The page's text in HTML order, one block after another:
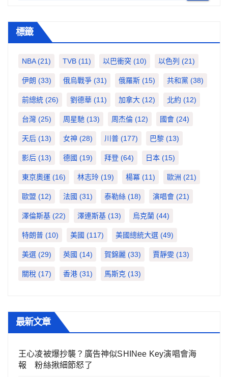
標籤
NBA(21) TVB (11) 以巴衝突 (10) 以色列 (21)
伊朗 (33) 俄烏戰爭 (31) 俄羅斯 (15) 共和黨 (38)
前總統 (26) 劉德華 (11) 加拿大 (12) 北約 (12)
台灣 (25) 周星馳 (13) 周杰倫 (12) 國會 (24)
天后 (13) 女神 (28) 川普 (177) 巴黎 (13)
影后 (13) 德國 (19) 拜登 (64) 日本 (15)
東京奧運 (16) 林志玲 (19) 楊冪 (11) 歐洲 (21)
歐盟 (12) 法國 (31) 泰勒絲 (18) 演唱會 (21)
澤倫斯基 (22) 澤連斯基 (13) 烏克蘭 (44)
特朗普 (10) 美國 (117) 美國總統大選 (49)
美選 (29) 英國 (14) 賀錦麗 (33) 賈靜雯 (13)
關稅 (17) 香港 (31) 馬斯克 (13)
最新文章
王心凌被爆抄襲？廣告神似SHINee Key演唱會海
報 粉絲揪細節怒了